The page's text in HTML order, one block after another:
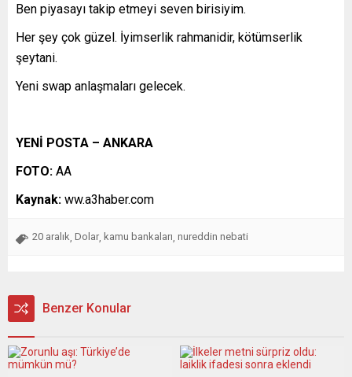
Ben piyasayı takip etmeyi seven birisiyim.
Her şey çok güzel. İyimserlik rahmanidir, kötümserlik
şeytani.
Yeni swap anlaşmaları gelecek.
YENİ POSTA – ANKARA
FOTO: AA
Kaynak: ww.a3haber.com
20 aralık Dolar kamu bankaları nureddin nebati
Benzer Konular